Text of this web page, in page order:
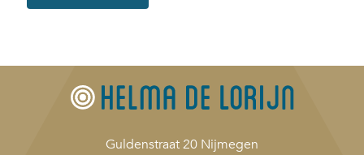
Guldenstraat 20 Nijmegen